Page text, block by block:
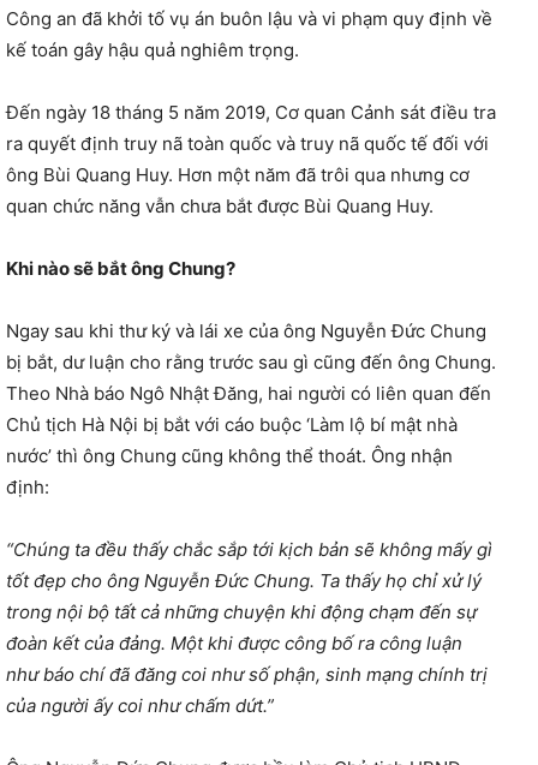
Công an đã khởi tố vụ án buôn lậu và vi phạm quy định về
kế toán gây hậu quả nghiêm trọng.
Đến ngày 18 tháng 5 năm 2019, Cơ quan Cảnh sát điều tra
ra quyết định truy nã toàn quốc và truy nã quốc tế đối với
ông Bùi Quang Huy. Hơn một năm đã trôi qua nhưng cơ
quan chức năng vẫn chưa bắt được Bùi Quang Huy.
Khi nào sẽ bắt ông Chung?
Ngay sau khi thư ký và lái xe của ông Nguyễn Đức Chung
bị bắt, dư luận cho rằng trước sau gì cũng đến ông Chung.
Theo Nhà báo Ngô Nhật Đăng, hai người có liên quan đến
Chủ tịch Hà Nội bị bắt với cáo buộc ‘Làm lộ bí mật nhà
nước’ thì ông Chung cũng không thể thoát. Ông nhận
định:
“Chúng ta đều thấy chắc sắp tới kịch bản sẽ không mấy gì
tốt đẹp cho ông Nguyễn Đức Chung. Ta thấy họ chỉ xử lý
trong nội bộ tất cả những chuyện khi động chạm đến sự
đoàn kết của đảng. Một khi được công bố ra công luận
như báo chí đã đăng coi như số phận, sinh mạng chính trị
của người ấy coi như chấm dứt.”